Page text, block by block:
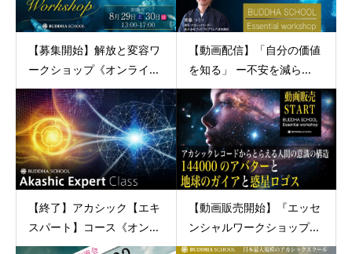
【募集開始】解放と変容ワ
ークショップ《オンライ...
【動画配信】「自分の価値
を知る」 ー不安を減ら...
【終了】アカシック【エキ
スパート】コース《オン...
【動画販売開始】『エッセ
ンシャルワークショップ...